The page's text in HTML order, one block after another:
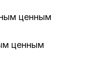
ценным
ценным